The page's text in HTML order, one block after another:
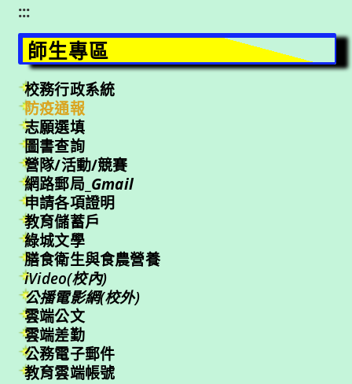
:::
師生專區
校務行政系統
防疫通報
志願選填
圖書查詢
營隊/活動/競賽
網路郵局_ Gmail
申請各項證明
教育儲蓄戶
綠城文學
膳食衛生與食農營養
iVideo(校內)
公播電影網(校外)
雲端公文
雲端差勤
公務電子郵件
教育雲端帳號